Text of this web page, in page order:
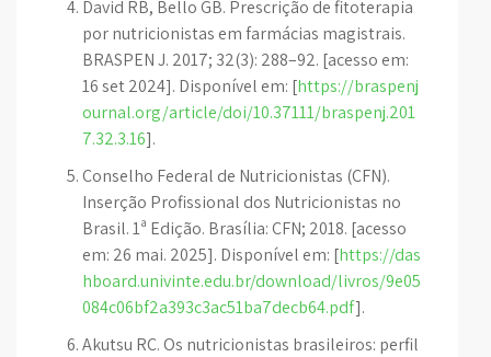
David RB, Bello GB. Prescrição de fitoterapia
por nutricionistas em farmácias magistrais.
BRASPEN J. 2017; 32(3): 288–92. [acesso em:
16 set 2024]. Disponível em: [https://braspenj
ournal.org/article/doi/10.37111/braspenj.201
7.32.3.16].
Conselho Federal de Nutricionistas (CFN).
Inserção Profissional dos Nutricionistas no
Brasil. 1ª Edição. Brasília: CFN; 2018. [acesso
em: 26 mai. 2025]. Disponível em: [https://das
hboard.univinte.edu.br/download/livros/9e05
084c06bf2a393c3ac51ba7decb64.pdf].
Akutsu RC. Os nutricionistas brasileiros: perfil